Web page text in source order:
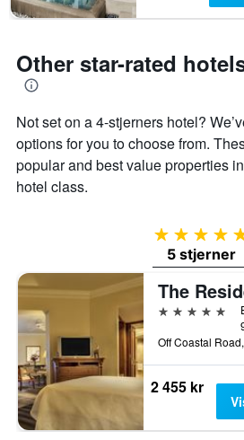
Other star-rated
Not set on a 4-stjerners hotel?
options for you to choose from.
popular and best value properties
hotel class.
5
5 stjerner
5 stjerner
2 455 kr